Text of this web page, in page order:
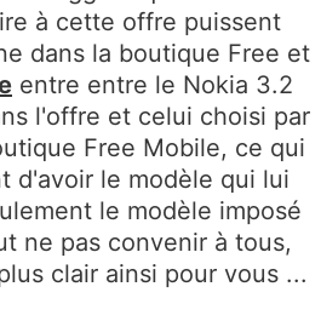
à cette offre puissent
dans la boutique Free et
entre entre le Nokia 3.2
l'offre et celui choisi par
Free Mobile, ce qui
d'avoir le modèle qui lui
le modèle imposé
ne pas convenir à tous,
clair ainsi pour vous ...